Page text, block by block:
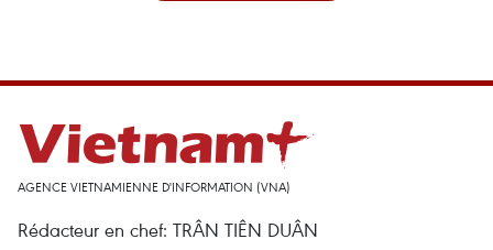
AGENCE VIETNAMIENNE D'INFORMATION (VNA)
Rédacteur en chef: TRÂN TIÊN DUÂN